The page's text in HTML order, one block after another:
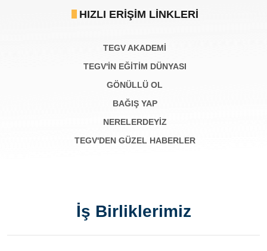
HIZLI ERIŞIM LINKLERI
TEGV AKADEMI
TEGV'İN EĞİTİM DÜNYASI
GÖNÜLLÜ OL
BAĞIŞ YAP
NERELERDEYİZ
TEGV'DEN GÜZEL HABERLER
İş Birliklerimiz